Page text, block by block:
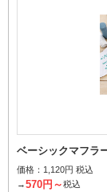
バスタオル
ベーシックマフラ
価格： 1,120円 税込
→570円～税込